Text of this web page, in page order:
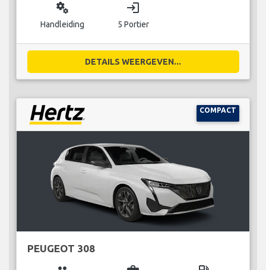
miscellaneous_services
Handleiding
login
5 Portier
DETAILS WEERGEVEN...
COMPACT
PEUGEOT 308